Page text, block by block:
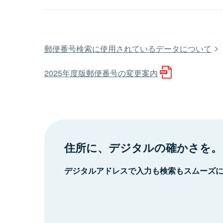
郵便番号検索に使用されているデータについて
2025年度版郵便番号の変更案内
住所に、デジタルの確かさを。
デジタルアドレスで入力も検索もスムーズ